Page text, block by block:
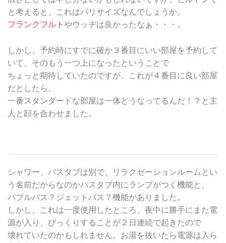
と考えると、これはパリサイズなんでしょうか。
フランクフルトやウッヂは良かったなぁ・・・。
しかし、予約時にすでに確か３番目にいい部屋を予約して
いて、そのもう一つ上になったということで
ちょっと期待していたのですが、これが４番目に良い部屋
だとしたら、
一番スタンダードな部屋は一体どうなってるんだ！？と主
人と顔を合わせました。
シャワー、バスタブは別で、リラクゼーションルームとい
う名前だからなのかバスタブ内にランプがつく機能と、
バブルバス？ジェットバス？機能がありました。
しかし、これは一度使用したところ、夜中に勝手にまた電
源が入り、びっくりすることが２日連続で起きたので
壊れていたのかもしれません。お湯を抜いたら電源は入ら